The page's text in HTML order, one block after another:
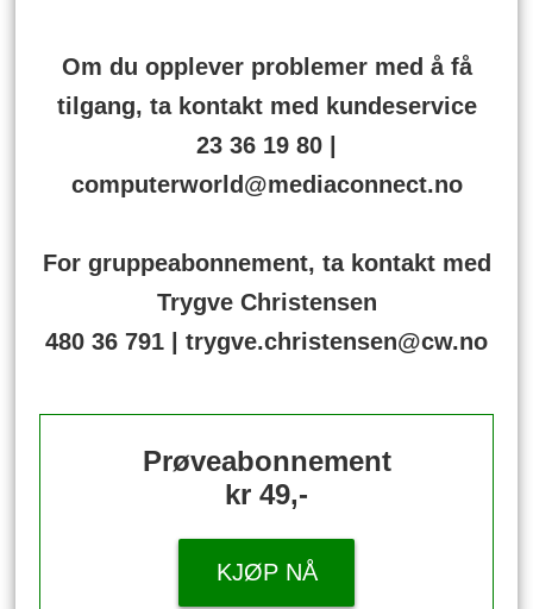
Om du opplever problemer med å få
tilgang, ta kontakt med kundeservice
23 36 19 80 |
computerworld@mediaconnect.no
For gruppeabonnement, ta kontakt med
Trygve Christensen
480 36 791 | trygve.christensen@cw.no
Prøveabonnement
kr 49,-
KJØP NÅ